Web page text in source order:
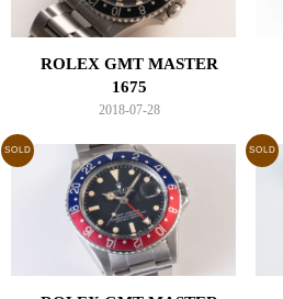
ROLEX GMT MASTER
1675
2018-07-28
SOLD SOLD